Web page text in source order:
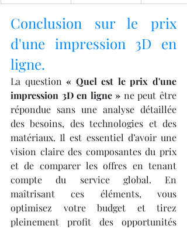
Conclusion sur le prix
d'une impression 3D en
ligne.
La question « Quel est le prix d'une
impression 3D en ligne » ne peut être
répondue sans une analyse détaillée
des besoins, des technologies et des
matériaux. Il est essentiel d’avoir une
vision claire des composantes du prix
et de comparer les offres en tenant
compte du service global. En
maîtrisant ces éléments, vous
optimisez votre budget et tirez
pleinement profit des opportunités